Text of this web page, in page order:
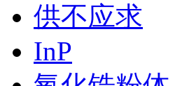
供不应求
InP